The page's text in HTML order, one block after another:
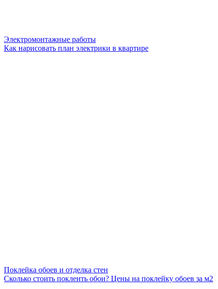
Электромонтажные работы
Как нарисовать план электрики в квартире
Поклейка обоев и отделка стен
Сколько стоить поклеить обои? Цены на поклейку обоев за м2